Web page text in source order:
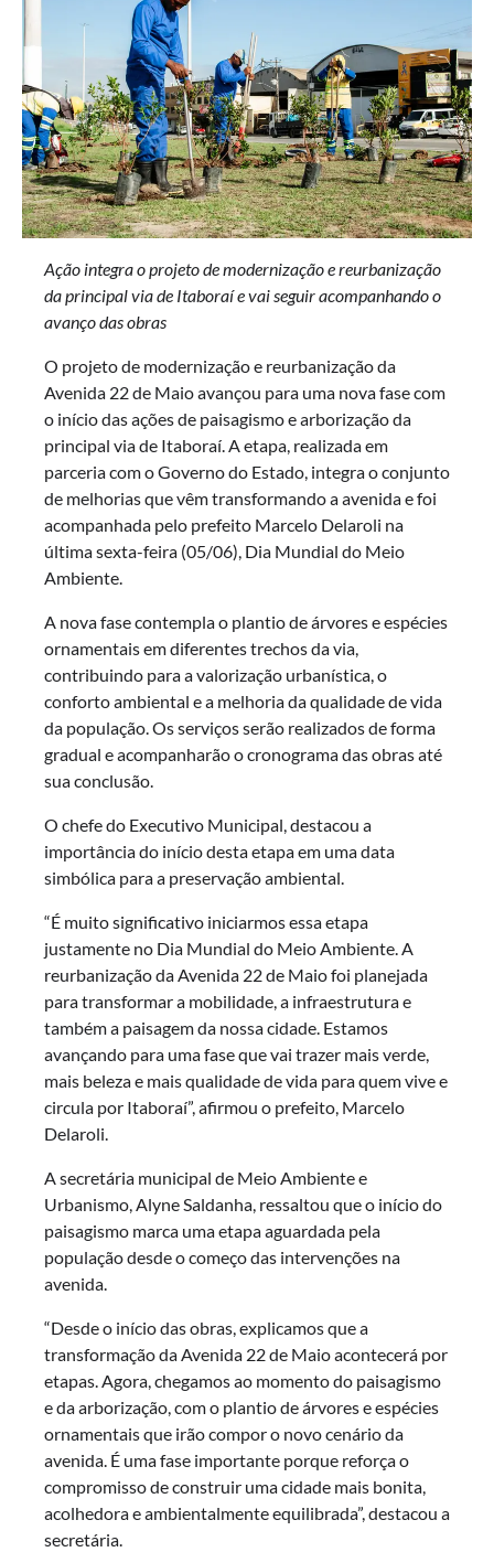
Ação integra o projeto de modernização e reurbanização
da principal via de Itaboraí e vai seguir acompanhando o
avanço das obras
O projeto de modernização e reurbanização da
Avenida 22 de Maio avançou para uma nova fase com
o início das ações de paisagismo e arborização da
principal via de Itaboraí. A etapa, realizada em
parceria com o Governo do Estado, integra o conjunto
de melhorias que vêm transformando a avenida e foi
acompanhada pelo prefeito Marcelo Delaroli na
última sexta-feira (05/06), Dia Mundial do Meio
Ambiente.
A nova fase contempla o plantio de árvores e espécies
ornamentais em diferentes trechos da via,
contribuindo para a valorização urbanística, o
conforto ambiental e a melhoria da qualidade de vida
da população. Os serviços serão realizados de forma
gradual e acompanharão o cronograma das obras até
sua conclusão.
O chefe do Executivo Municipal, destacou a
importância do início desta etapa em uma data
simbólica para a preservação ambiental.
“É muito significativo iniciarmos essa etapa
justamente no Dia Mundial do Meio Ambiente. A
reurbanização da Avenida 22 de Maio foi planejada
para transformar a mobilidade, a infraestrutura e
também a paisagem da nossa cidade. Estamos
avançando para uma fase que vai trazer mais verde,
mais beleza e mais qualidade de vida para quem vive e
circula por Itaboraí”, afirmou o prefeito, Marcelo
Delaroli.
A secretária municipal de Meio Ambiente e
Urbanismo, Alyne Saldanha, ressaltou que o início do
paisagismo marca uma etapa aguardada pela
população desde o começo das intervenções na
avenida.
“Desde o início das obras, explicamos que a
transformação da Avenida 22 de Maio acontecerá por
etapas. Agora, chegamos ao momento do paisagismo
e da arborização, com o plantio de árvores e espécies
ornamentais que irão compor o novo cenário da
avenida. É uma fase importante porque reforça o
compromisso de construir uma cidade mais bonita,
acolhedora e ambientalmente equilibrada”, destacou a
secretária.